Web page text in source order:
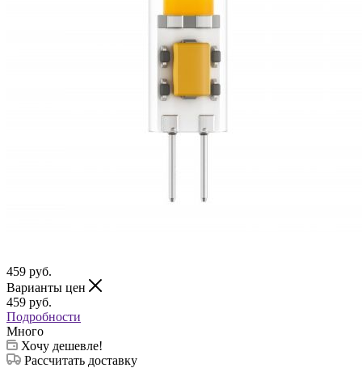
459 руб.
Варианты цен
459 руб.
Подробности
Много
Хочу дешевле!
Рассчитать доставку